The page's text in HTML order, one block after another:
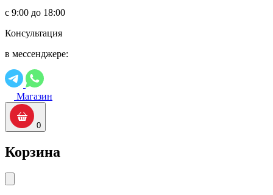
с 9:00 до 18:00
Консультация
в мессенджере:
Магазин
0
Корзина